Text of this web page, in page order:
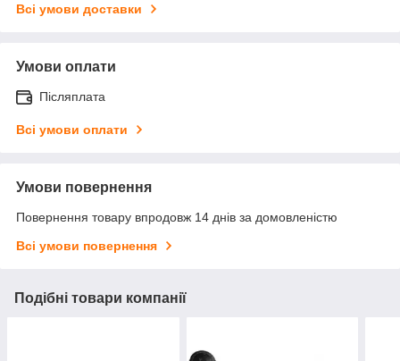
Всі умови доставки
Умови оплати
Післяплата
Всі умови оплати
Умови повернення
Повернення товару впродовж 14 днів за домовленістю
Всі умови повернення
Подібні товари компанії